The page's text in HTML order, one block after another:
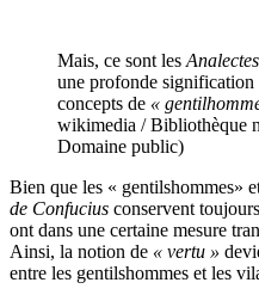
Mais, ce sont les Analectes
une profonde signification
concepts de «
wikimedia / Bibliothèque
Domaine public)
Bien que les « gentilshommes»
de Confucius conservent
ont dans une certaine mesure
Ainsi, la notion de « vertu »
entre les gentilshommes et les